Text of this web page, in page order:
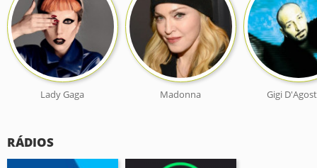
Lady Gaga Madonna Gigi
RÁDIOS